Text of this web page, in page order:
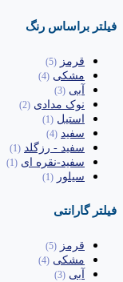
فیلتر براساس رنگ
قرمز (5)
مشکی (4)
آبی (3)
نوک مدادی (2)
استیل (1)
سفید (4)
سفید - رزگلد (1)
سفید-نقره ای (1)
سیلور (1)
فیلتر گارانتی
قرمز (5)
مشکی (4)
آبی (3)